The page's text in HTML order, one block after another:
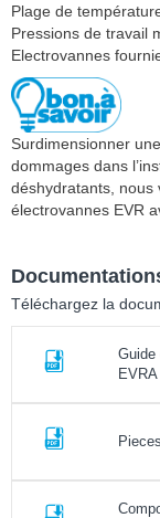
Plage de
Pressions de travail
Electrovannes
Surdimensionner
dommages dans
déshydratants, nous
électrovannes EVR
Téléchargez la
Guide
EVRA